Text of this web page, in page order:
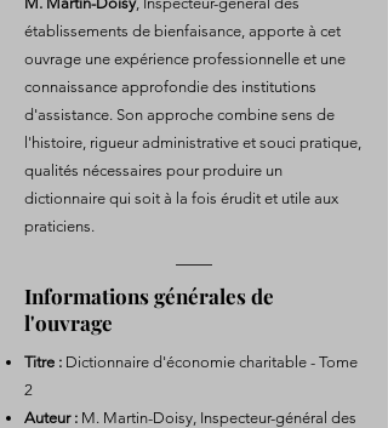
établissements de bienfaisance, apporte à cet
ouvrage une expérience professionnelle et une
connaissance approfondie des institutions
d'assistance. Son approche combine sens de
l'histoire, rigueur administrative et souci pratique,
qualités nécessaires pour produire un
dictionnaire qui soit à la fois érudit et utile aux
praticiens.
Informations générales de
l'ouvrage
Titre : Dictionnaire d'économie charitable - Tome
2
Auteur : M. Martin-Doisy, Inspecteur-général des